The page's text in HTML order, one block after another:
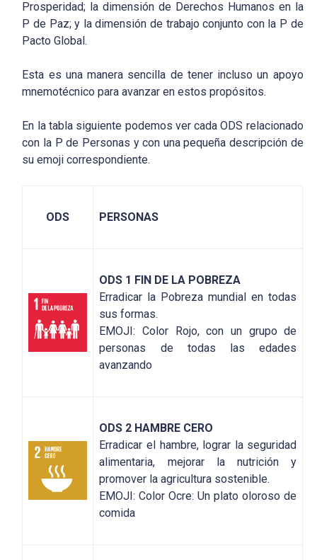
Prosperidad; la dimensión de Derechos Humanos en la
P de Paz; y la dimensión de trabajo conjunto con la P de
Pacto Global.
Esta es una manera sencilla de tener incluso un apoyo
mnemotécnico para avanzar en estos propósitos.
En la tabla siguiente podemos ver cada ODS relacionado
con la P de Personas y con una pequeña descripción de
su emoji correspondiente.
ODS PERSONAS
ODS 1 FIN DE LA POBREZA
Erradicar la Pobreza mundial en todas
sus formas.
EMOJI: Color Rojo, con un grupo de
personas de todas las edades
avanzando
ODS 2 HAMBRE CERO
Erradicar el hambre, lograr la seguridad
alimentaria, mejorar la nutrición y
promover la agricultura sostenible.
EMOJI: Color Ocre: Un plato oloroso de
comida